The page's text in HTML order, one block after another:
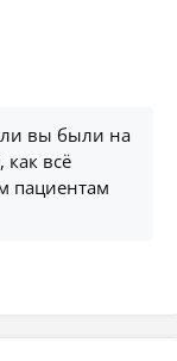
вы были на
как всё
пациентам